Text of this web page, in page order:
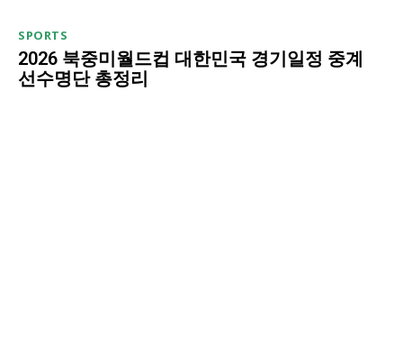
SPORTS
2026 북중미월드컵 대한민국 경기일정 중계
선수명단 총정리